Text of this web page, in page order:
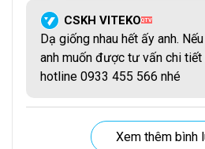
Giá bán rẻ chỉ
1.200.000 VNĐ
Tạo ra đường hàn có
kích thước
CSKH VITEKOQTV
Dạ giống nhau hết ấy anh.
anh muốn được tư vấn chi tiết
hotline 0933 455 566 nhé
Xem thêm bình